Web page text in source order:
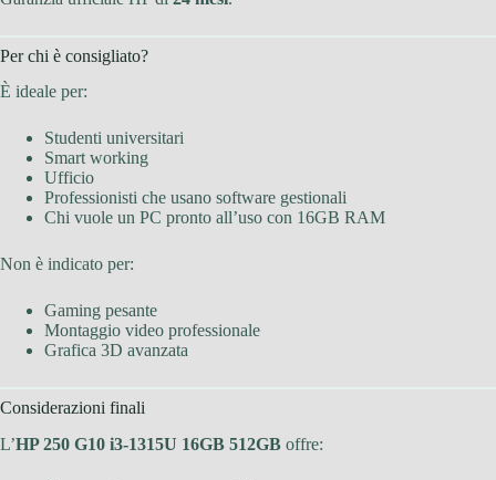
Per chi è consigliato?
È ideale per:
Studenti universitari
Smart working
Ufficio
Professionisti che usano software gestionali
Chi vuole un PC pronto all’uso con 16GB RAM
Non è indicato per:
Gaming pesante
Montaggio video professionale
Grafica 3D avanzata
Considerazioni finali
L’HP 250 G10 i3-1315U 16GB 512GB offre: